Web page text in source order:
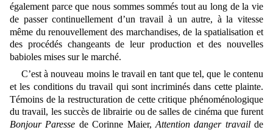
également parce que nous sommes sommés tout au long de la vie
de passer continuellement d’un travail à un autre, à la vitesse
même du renouvellement des marchandises, de la spatialisation et
des procédés changeants de leur production et des nouvelles
babioles mises sur le marché.
C’està nouveau moins le travail en tant que tel, que le contenu
et les conditions du travail qui sont incriminés dans cette plainte.
Témoins de la restructuration de cette critique phénoménologique
du travail, les succès de librairie ou de salles de cinéma que furent
Bonjour Paresse de Corinne Maier, Attention danger travailde